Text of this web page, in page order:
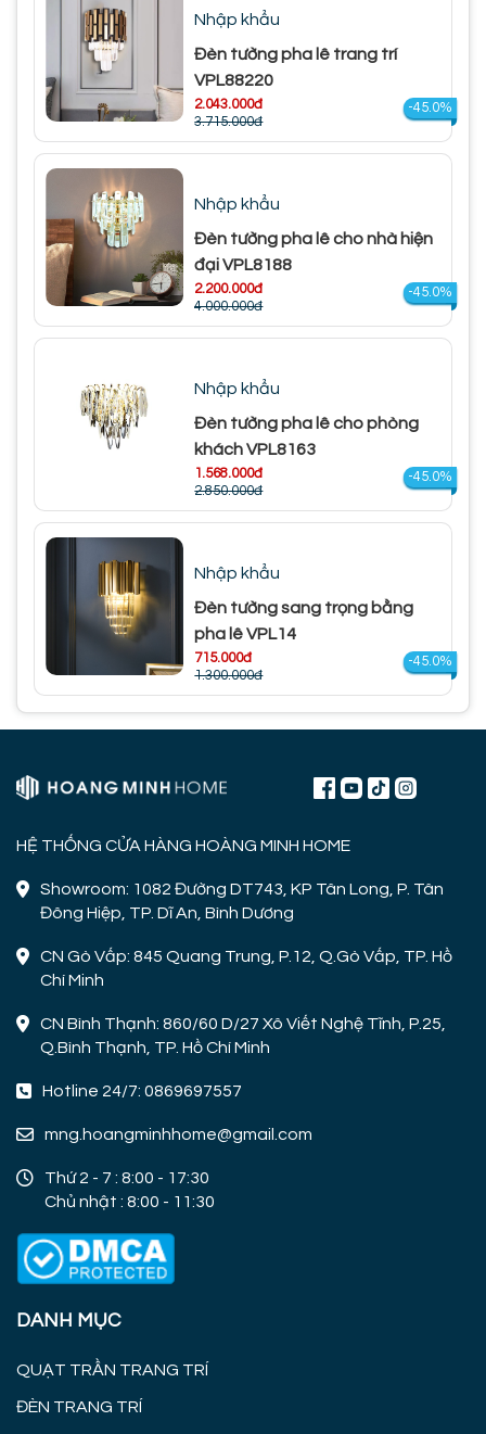
Nhập khẩu
Đèn tường pha lê trang trí
VPL88220
2.043.000đ
3.715.000đ
-45.0%
Nhập khẩu
Đèn tường pha lê cho nhà hiện
đại VPL8188
2.200.000đ
4.000.000đ
-45.0%
Nhập khẩu
Đèn tường pha lê cho phòng
khách VPL8163
1.568.000đ
2.850.000đ
-45.0%
Nhập khẩu
Đèn tường sang trọng bằng
pha lê VPL14
715.000đ
1.300.000đ
-45.0%
HỆ THỐNG CỬA HÀNG HOÀNG MINH HOME
Showroom: 1082 Đường DT743, KP Tân Long, P. Tân
Đông Hiệp, TP. Dĩ An, Bình Dương
CN Gò Vấp: 845 Quang Trung, P.12, Q.Gò Vấp, TP. Hồ
Chí Minh
CN Bình Thạnh: 860/60 D/27 Xô Viết Nghệ Tĩnh, P.25,
Q.Bình Thạnh, TP. Hồ Chí Minh
Hotline 24/7: 0869697557
mng.hoangminhhome@gmail.com
Thứ 2 - 7 : 8:00 - 17:30
Chủ nhật : 8:00 - 11:30
DANH MỤC
QUẠT TRẦN TRANG TRÍ
ĐÈN TRANG TRÍ